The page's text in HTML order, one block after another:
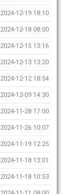
2024-12-19 18:10
2024-12-18 08:00
2024-12-15 13:16
2024-12-13 13:20
2024-12-12 18:54
2024-12-09 14:30
2024-11-28 17:00
2024-11-26 10:07
2024-11-19 12:25
2024-11-18 13:01
2024-11-18 10:53